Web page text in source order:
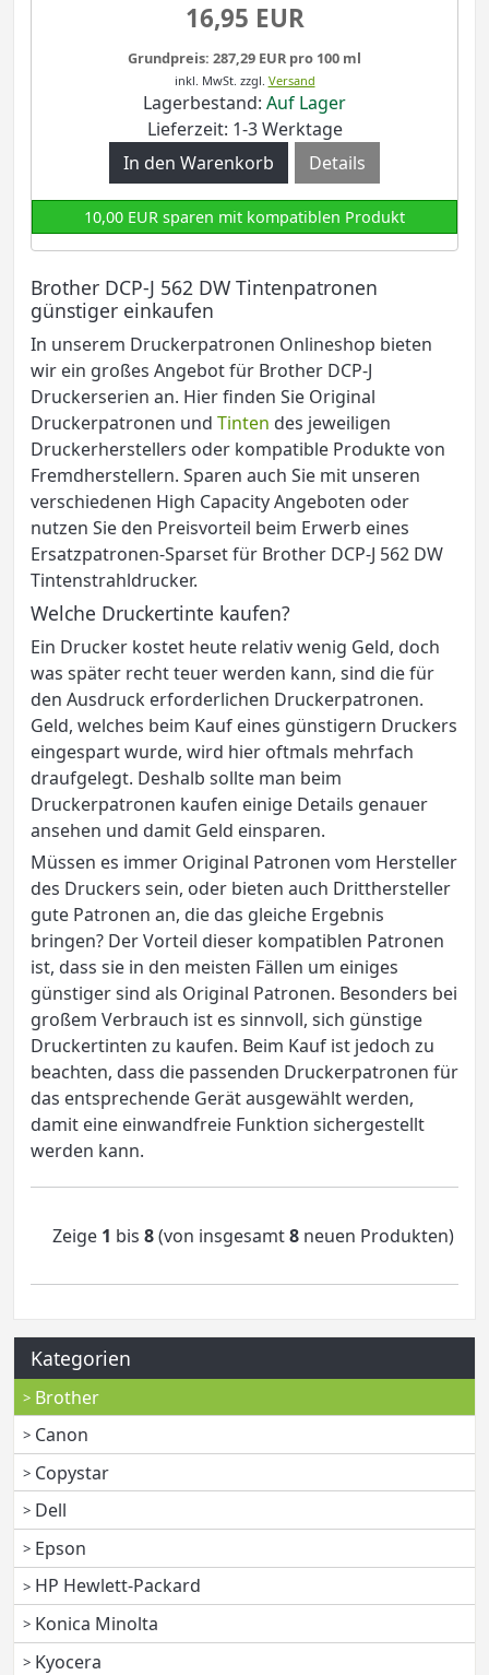
16,95 EUR
Grundpreis: 287,29 EUR pro 100 ml
inkl. MwSt. zzgl. Versand
Lagerbestand: Auf Lager
Lieferzeit: 1-3 Werktage
Details
10,00 EUR sparen mit kompatiblen Produkt
Brother DCP-J 562 DW Tintenpatronen
günstiger einkaufen
In unserem Druckerpatronen Onlineshop bieten
wir ein großes Angebot für Brother DCP-J
Druckerserien an. Hier finden Sie Original
Druckerpatronen und Tinten des jeweiligen
Druckerherstellers oder kompatible Produkte von
Fremdherstellern. Sparen auch Sie mit unseren
verschiedenen High Capacity Angeboten oder
nutzen Sie den Preisvorteil beim Erwerb eines
Ersatzpatronen-Sparset für Brother DCP-J 562 DW
Tintenstrahldrucker.
Welche Druckertinte kaufen?
Ein Drucker kostet heute relativ wenig Geld, doch
was später recht teuer werden kann, sind die für
den Ausdruck erforderlichen Druckerpatronen.
Geld, welches beim Kauf eines günstigern Druckers
eingespart wurde, wird hier oftmals mehrfach
draufgelegt. Deshalb sollte man beim
Druckerpatronen kaufen einige Details genauer
ansehen und damit Geld einsparen.
Müssen es immer Original Patronen vom Hersteller
des Druckers sein, oder bieten auch Dritthersteller
gute Patronen an, die das gleiche Ergebnis
bringen? Der Vorteil dieser kompatiblen Patronen
ist, dass sie in den meisten Fällen um einiges
günstiger sind als Original Patronen. Besonders bei
großem Verbrauch ist es sinnvoll, sich günstige
Druckertinten zu kaufen. Beim Kauf ist jedoch zu
beachten, dass die passenden Druckerpatronen für
das entsprechende Gerät ausgewählt werden,
damit eine einwandfreie Funktion sichergestellt
werden kann.
Zeige 1 bis 8(von insgesamt8 neuen Produkten)
Kategorien
Brother
Canon
Copystar
Dell
Epson
HP Hewlett-Packard
Konica Minolta
Kyocera